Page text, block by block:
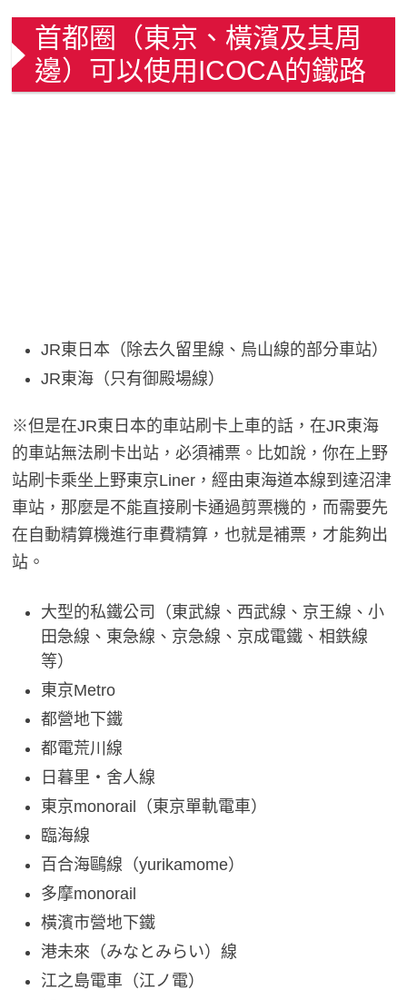
首都圈（東京、橫濱及其周
邊）可以使用ICOCA的鐵路
JR東日本（除去久留里線、烏山線的部分車站）
JR東海（只有御殿場線）
※但是在JR東日本的車站刷卡上車的話，在JR東海
的車站無法刷卡出站，必須補票。比如說，你在上野
站刷卡乘坐上野東京Liner，經由東海道本線到達沼津
車站，那麼是不能直接刷卡通過剪票機的，而需要先
在自動精算機進行車費精算，也就是補票，才能夠出
站。
大型的私鐵公司（東武線、西武線、京王線、小
田急線、東急線、京急線、京成電鐵、相鉄線
等）
東京Metro
都營地下鐵
都電荒川線
日暮里・舍人線
東京monorail（東京單軌電車）
臨海線
百合海鷗線（yurikamome）
多摩monorail
橫濱市營地下鐵
港未來（みなとみらい）線
江之島電車（江ノ電）